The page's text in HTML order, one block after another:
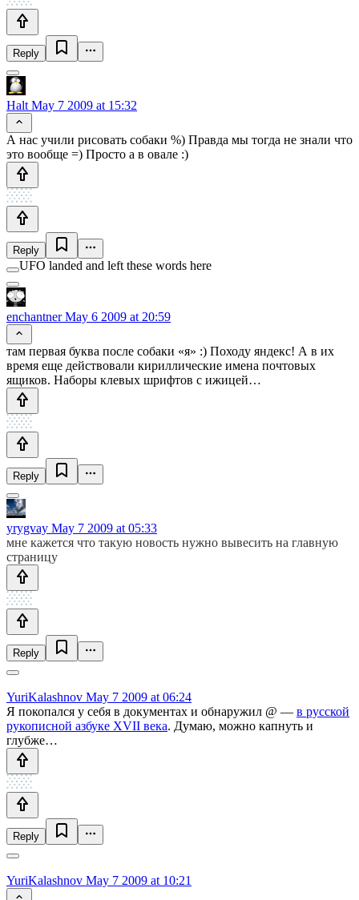
Reply
Halt May 7 2009 at 15:32
А нас учили рисовать собаки %) Правда мы тогда не знали что
это вообще =) Просто а в овале :)
Reply
UFO landed and left these words here
enchantnerMay 6 2009 at 20:59
там первая буква после собаки «я» :) Походу яндекс! А в их
время еще действовали кириллические имена почтовых
ящиков. Наборы клевых шрифтов с ижицей…
Reply
yrygvay May 7 2009 at 05:33
мне кажется что такую новость нужно вывесить на главную
страницу
Reply
YuriKalashnov May 7 2009 at 06:24
Я покопался у себя в документах и обнаружил @ — в русской
рукописной азбуке XVII века. Думаю, можно капнуть и
глубже…
Reply
YuriKalashnov May 7 2009 at 10:21